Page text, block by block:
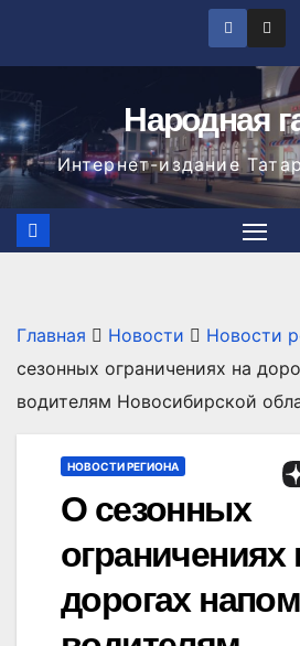
Народная
Интернет-издание
Главная Новости Новости
сезонных ограничениях на
водителям Новосибирской
НОВОСТИ РЕГИОНА
О сезонных
ограничениях
дорогах